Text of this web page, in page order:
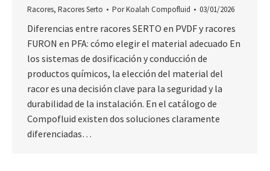
Racores, Racores Serto PorKoalah Compofluid 03/01/2026
Diferencias entre racores SERTO en PVDF y racores
FURON en PFA: cómo elegir el material adecuado En
los sistemas de dosificación y conducción de
productos químicos, la elección del material del
racor es una decisión clave para la seguridad y la
durabilidad de la instalación. En el catálogo de
Compofluid existen dos soluciones claramente
diferenciadas…